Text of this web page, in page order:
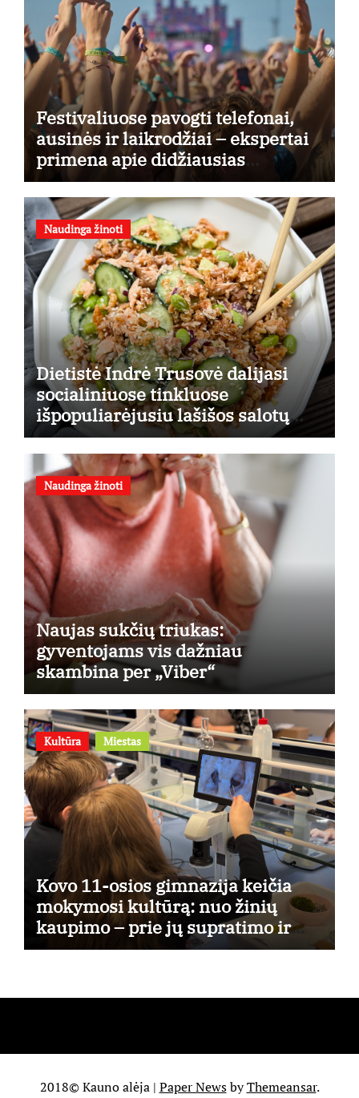
Festivaliuose pavogti telefonai,
ausinės ir laikrodžiai – ekspertai
primena apie didžiausias
finansines rizikas
Naudinga žinoti
Dietistė Indrė Trusovė dalijasi
socialiniuose tinkluose
išpopuliarėjusiu lašišos salotų
receptu
Naudinga žinoti
Naujas sukčių triukas:
gyventojams vis dažniau
skambina per „Viber“
Kultūra Miestas
Kovo 11-osios gimnazija keičia
mokymosi kultūrą: nuo žinių
kaupimo – prie jų supratimo ir
taikymo
2018© Kauno alėja | Paper NewsbyThemeansar.